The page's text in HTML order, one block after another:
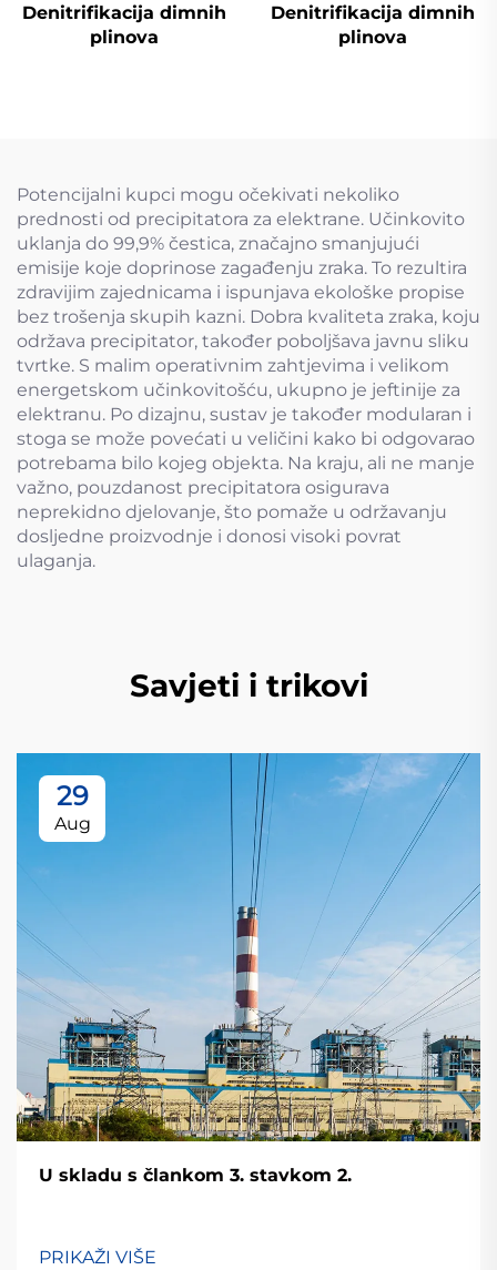
Denitrifikacija dimnih
plinova
Denitrifikacija dimnih
plinova
Potencijalni kupci mogu očekivati nekoliko
prednosti od precipitatora za elektrane. Učinkovito
uklanja do 99,9% čestica, značajno smanjujući
emisije koje doprinose zagađenju zraka. To rezultira
zdravijim zajednicama i ispunjava ekološke propise
bez trošenja skupih kazni. Dobra kvaliteta zraka, koju
održava precipitator, također poboljšava javnu sliku
tvrtke. S malim operativnim zahtjevima i velikom
energetskom učinkovitošću, ukupno je jeftinije za
elektranu. Po dizajnu, sustav je također modularan i
stoga se može povećati u veličini kako bi odgovarao
potrebama bilo kojeg objekta. Na kraju, ali ne manje
važno, pouzdanost precipitatora osigurava
neprekidno djelovanje, što pomaže u održavanju
dosljedne proizvodnje i donosi visoki povrat
ulaganja.
Savjeti i trikovi
29
Aug
U skladu s člankom 3. stavkom 2.
PRIKAŽI VIŠE